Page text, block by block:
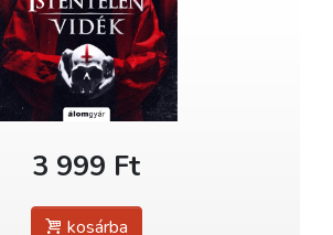
3 999 Ft
kosárba